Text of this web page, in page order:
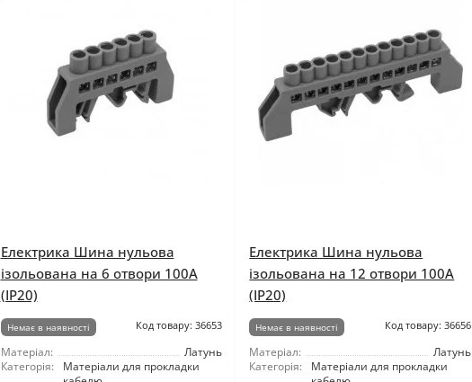
Електрика Шина нульова
ізольована на 6 отвори 100A
(IP20)
Немає в наявності Код товару: 36653
Матеріал:
Латунь
Категорія:
Матеріали для прокладки
Електрика Шина нульова
ізольована на 12 отвори 100A
(IP20)
Немає в наявності Код товару: 36656
Матеріал:
Латунь
Категорія:
Матеріали для прокладки